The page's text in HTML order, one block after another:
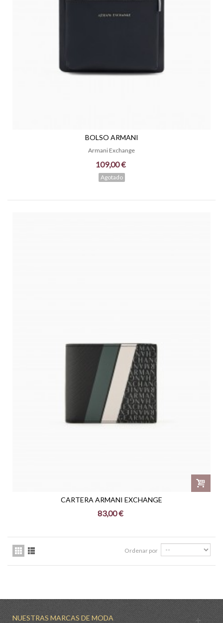
BOLSO ARMANI
Armani Exchange
109,00 €
Agotado
CARTERA ARMANI EXCHANGE
83,00 €
Ordenar por
NUESTRAS MARCAS DE MODA